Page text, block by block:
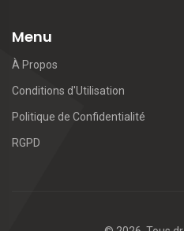
Menu
À Propos
Conditions d'Utilisation
Politique de Confidentialité
RGPD